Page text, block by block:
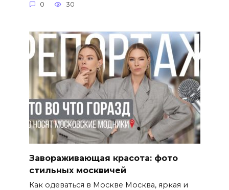
0 30
Завораживающая красота: фото
стильных москвичей
Как одеваться в Москве Москва, яркая и